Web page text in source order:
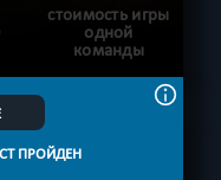
стоимость игры
одной
команды
ПРОЙДЕН